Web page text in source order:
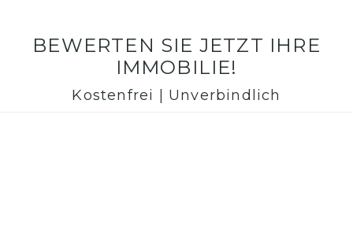
BEWERTEN SIE JETZT IHRE
IMMOBILIE!
Kostenfrei | Unverbindlich